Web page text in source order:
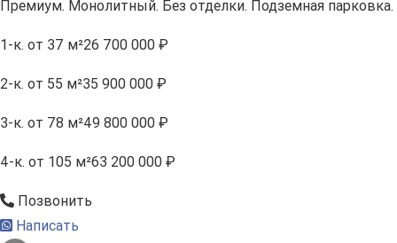
Премиум. Монолитный. Без отделки. Подземная парковка.
1-к. от 37 м²26 700 000 ₽
2-к. от 55 м²35 900 000 ₽
3-к. от 78 м²49 800 000 ₽
4-к. от 105 м²63 200 000 ₽
Позвонить
Написать